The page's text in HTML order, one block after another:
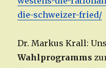
die-schweizer-fried/
Dr. Markus Krall:
Wahlprogramms